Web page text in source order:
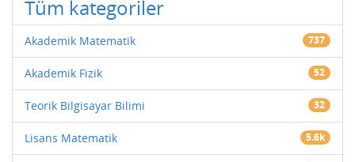
Tüm kategoriler
Akademik Matematik 737
Akademik Fizik 52
Teorik Bilgisayar Bilimi 32
Lisans Matematik 5.6k